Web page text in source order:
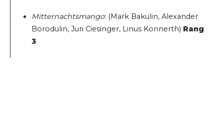
Mitternachtsmango: (Mark Bakulin, Alexander
Borodulin, Juri Ciesinger, Linus Konnerth) Rang
3